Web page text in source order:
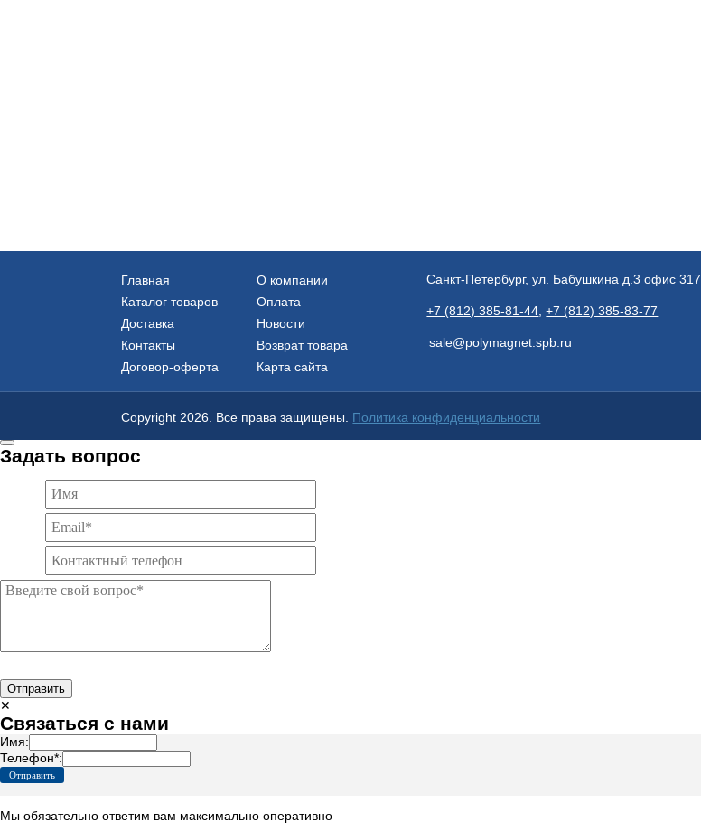
Главная
О компании
Каталог товаров
Оплата
Доставка
Новости
Контакты
Возврат товара
Договор-оферта
Карта сайта
Санкт-Петербург, ул. Бабушкина д.3 офис 317
+7 (812) 385-81-44 ,+7 (812) 385-83-77
sale@polymagnet.spb.ru
Copyright 2026. Все права защищены. Политика конфиденциальности
Задать вопрос
Отправить
✕
Связаться с нами
Имя:
Телефон*:
Мы обязательно ответим вам максимально оперативно